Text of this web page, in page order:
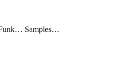
Samples…